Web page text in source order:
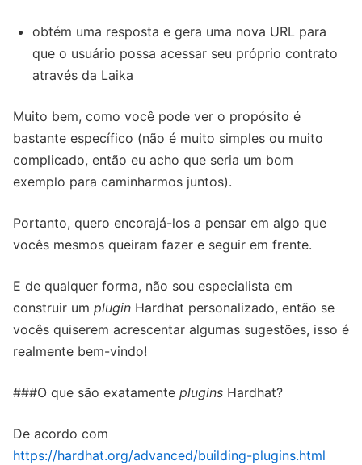
obtém uma resposta e gera uma nova URL para
que o usuário possa acessar seu próprio contrato
através da Laika
Muito bem, como você pode ver o propósito é
bastante específico (não é muito simples ou muito
complicado, então eu acho que seria um bom
exemplo para caminharmos juntos).
Portanto, quero encorajá-los a pensar em algo que
vocês mesmos queiram fazer e seguir em frente.
E de qualquer forma, não sou especialista em
construir um plugin Hardhat personalizado, então se
vocês quiserem acrescentar algumas sugestões, isso é
realmente bem-vindo!
###O que são exatamente plugins Hardhat?
De acordo com
https://hardhat.org/advanced/building-plugins.html